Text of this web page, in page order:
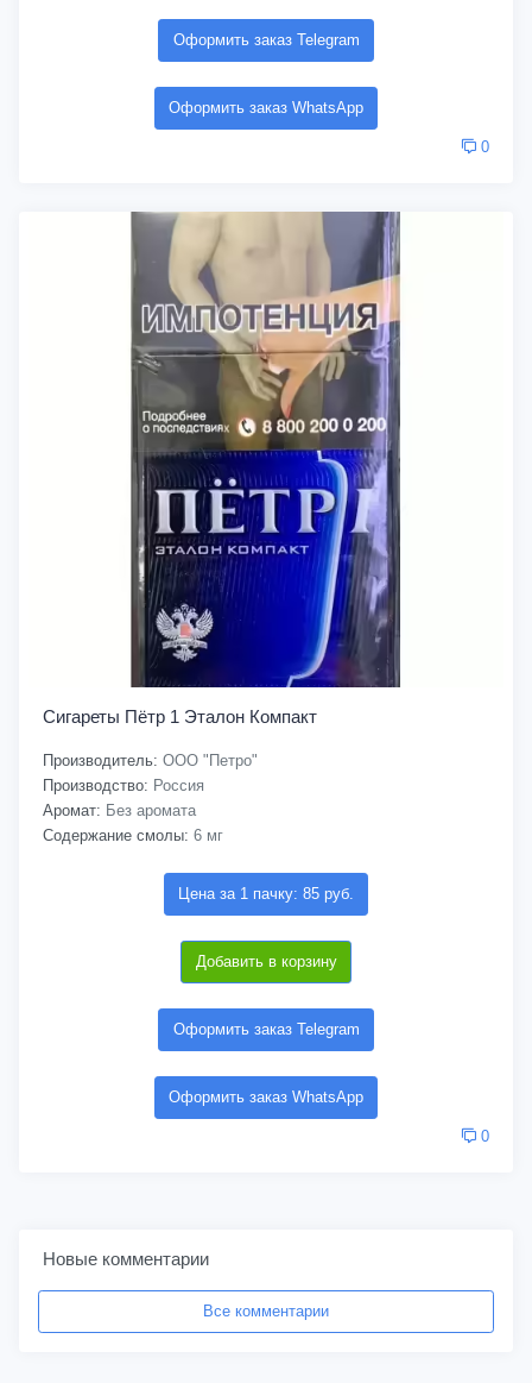
Оформить заказ Telegram
Оформить заказ WhatsApp
0
Сигареты Пётр 1 Эталон Компакт
Производитель: ООО "Петро"
Производство: Россия
Аромат: Без аромата
Содержание смолы: 6 мг
Цена за 1 пачку: 85 руб.
Добавить в корзину
Оформить заказ Telegram
Оформить заказ WhatsApp
0
Новые комментарии
Все комментарии